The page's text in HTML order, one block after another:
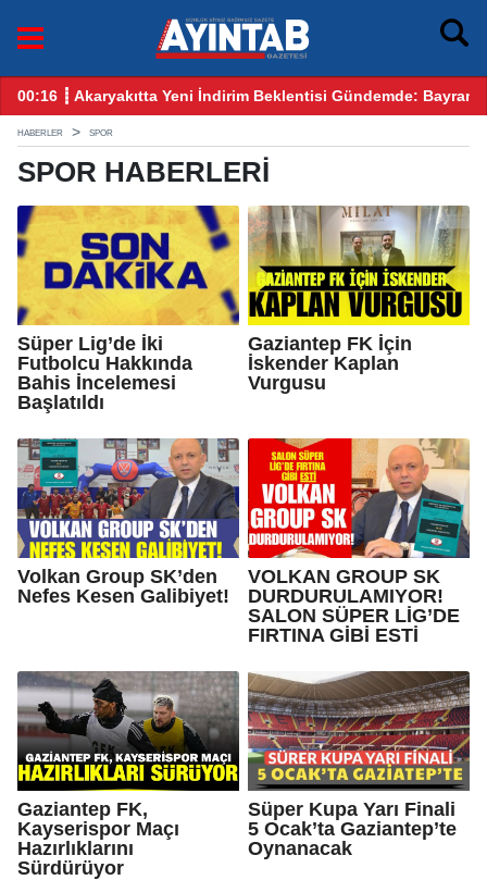
Gündemde: Bayram Öncesi Gözler Benzin ve Motorinde
12:25 ┋ CHP Gaziantep Karıştı: Ankara’dan
HABERLER SPOR
SPOR HABERLERI
Süper Lig’de İki
Futbolcu Hakkında
Bahis İncelemesi
Başlatıldı
Gaziantep FK İçin
İskender Kaplan
Vurgusu
Volkan Group SK’den
Nefes Kesen Galibiyet!
VOLKAN GROUP SK
DURDURULAMIYOR!
SALON SÜPER LİG’DE
FIRTINA GİBİ ESTİ
Gaziantep FK,
Kayserispor Maçı
Hazırlıklarını
Sürdürüyor
Süper Kupa Yarı Finali
5 Ocak’ta Gaziantep’te
Oynanacak